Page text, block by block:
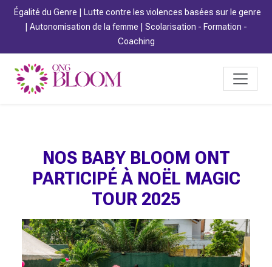
Égalité du Genre | Lutte contre les violences basées sur le genre
| Autonomisation de la femme | Scolarisation - Formation -
Coaching
NOS BABY BLOOM ONT
PARTICIPÉ À NOËL MAGIC
TOUR 2025